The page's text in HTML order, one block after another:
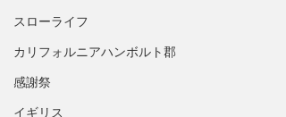
スローライフ
カリフォルニアハンボルト郡
感謝祭
イギリス